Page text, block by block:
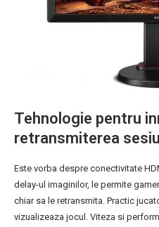
Tehnologie pentru
retransmiterea
Este vorba despre conectivitate
delay-ul imaginilor, le permite
chiar sa le retransmita. Practic
vizualizeaza jocul. Viteza si